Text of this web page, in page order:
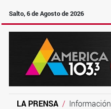
Salto, 6 de Agosto de 2026
LA PRENSA Información